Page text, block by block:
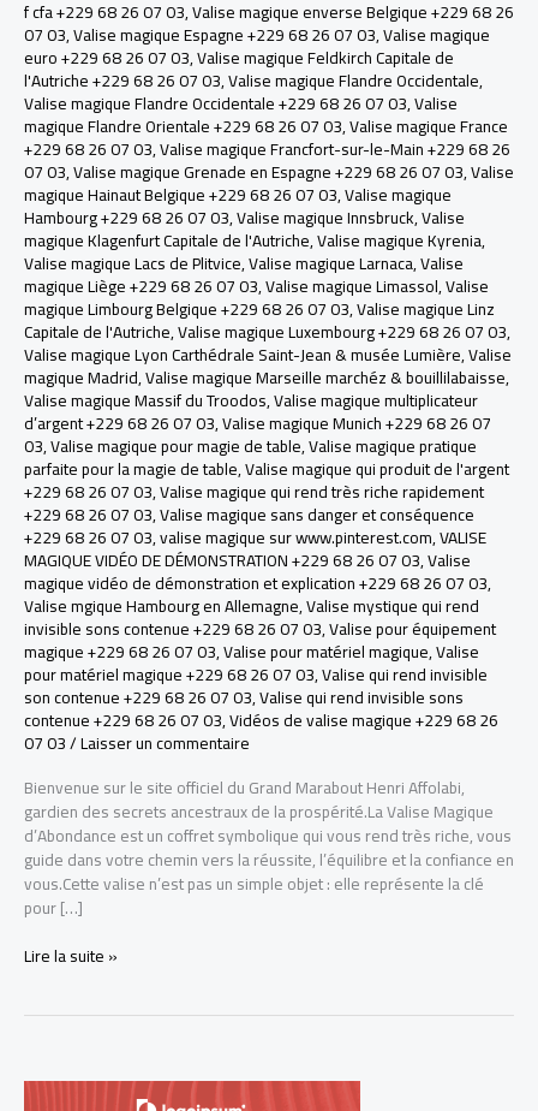
f cfa +229 68 26 07 03,Valise magique enverse Belgique +229 68 26
07 03,Valise magique Espagne +229 68 26 07 03,Valise magique
euro +229 68 26 07 03,Valise magique Feldkirch Capitale de
l'Autriche +229 68 26 07 03,Valise magique Flandre Occidentale,
Valise magique Flandre Occidentale +229 68 26 07 03,Valise
magique Flandre Orientale +229 68 26 07 03,Valise magique France
+229 68 26 07 03,Valise magique Francfort-sur-le-Main +229 68 26
07 03,Valise magique Grenade en Espagne +229 68 26 07 03,Valise
magique Hainaut Belgique +229 68 26 07 03,Valise magique
Hambourg +229 68 26 07 03,Valise magique Innsbruck, Valise
magique Klagenfurt Capitale de l'Autriche,Valise magique Kyrenia,
Valise magique Lacs de Plitvice,Valise magique Larnaca,Valise
magique Liège +229 68 26 07 03,Valise magique Limassol,Valise
magique Limbourg Belgique +229 68 26 07 03,Valise magique Linz
Capitale de l'Autriche,Valise magique Luxembourg +229 68 26 07 03,
Valise magique Lyon Carthédrale Saint-Jean & musée Lumière,Valise
magique Madrid,Valise magique Marseille marchéz & bouillilabaisse,
Valise magique Massif du Troodos,Valise magique multiplicateur
d’argent +229 68 26 07 03,Valise magique Munich +229 68 26 07
03,Valise magique pour magie de table,Valise magique pratique
parfaite pour la magie de table,Valise magique qui produit de l'argent
+229 68 26 07 03,Valise magique qui rend très riche rapidement
+229 68 26 07 03,Valise magique sans danger et conséquence
+229 68 26 07 03,valise magique sur www.pinterest.com,VALISE
MAGIQUE VIDÉO DE DÉMONSTRATION +229 68 26 07 03,Valise
magique vidéo de démonstration et explication +229 68 26 07 03,
Valise mgique Hambourg en Allemagne,Valise mystique qui rend
invisible sons contenue +229 68 26 07 03,Valise pour équipement
magique +229 68 26 07 03,Valise pour matériel magique,Valise
pour matériel magique +229 68 26 07 03,Valise qui rend invisible
son contenue +229 68 26 07 03,Valise qui rend invisible sons
contenue +229 68 26 07 03,Vidéos de valise magique +229 68 26
07 03/Laisser un commentaire
Bienvenue sur le site officiel du Grand Marabout Henri Affolabi,
gardien des secrets ancestraux de la prospérité.La Valise Magique
d’Abondance est un coffret symbolique qui vous rend très riche, vous
guide dans votre chemin vers la réussite, l’équilibre et la confiance en
vous.Cette valise n’est pas un simple objet : elle représente la clé
pour […]
LA
DEVENIR
Lire la suite »